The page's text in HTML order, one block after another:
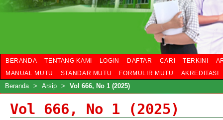
BERANDA TENTANG KAMI LOGIN DAFTAR CARI TERKINI
MANUAL MUTU
STANDAR MUTU FORMULIR MUTU AKREDITASI
Beranda > Arsip > Vol 666, No 1 (2025)
Vol 666, No 1 (2025)